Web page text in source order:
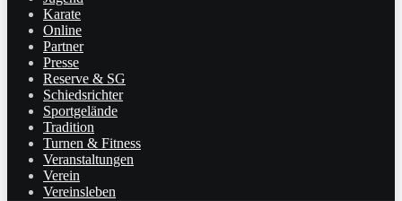
Karate
Online
Partner
Presse
Reserve & SG
Schiedsrichter
Sportgelände
Tradition
Turnen & Fitness
Veranstaltungen
Verein
Vereinsleben